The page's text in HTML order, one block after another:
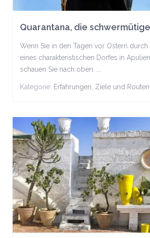
Quarantana, die
Wenn Sie in den Tagen vor Ostern
eines charakteristischen Dorfes in
schauen Sie nach oben: ...
Kategorie: Erfahrungen Ziele und Routen